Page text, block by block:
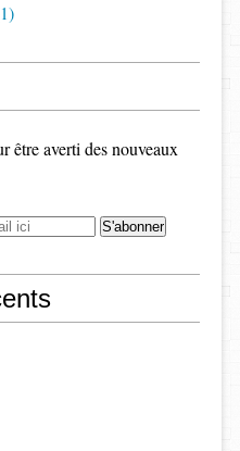
être averti des nouveaux